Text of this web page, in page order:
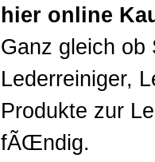
hier online
Ganz gleich ob
Lederreiniger,
Produkte zur
fÃŒndig.